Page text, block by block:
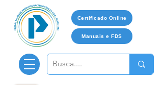
Certificado Online
Manuais e FDS